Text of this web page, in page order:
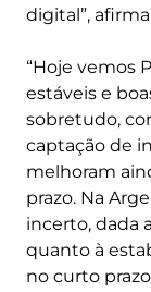
digital”,
“Hoje vemos
estáveis e
sobretudo,
captação de
melhoram
prazo. Na
incerto, dada
quanto à
no curto